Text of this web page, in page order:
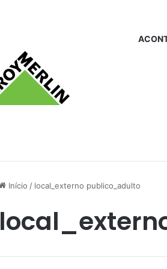
Início / local_externo publico_adulto